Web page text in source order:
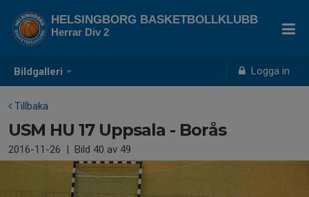
Bildgalleri Logga in
HELSINGBORG BASKETBOLLKLUBB
Herrar Div 2
Tillbaka
USM HU 17 Uppsala - Borås
2016-11-26 | Bild 40 av 49